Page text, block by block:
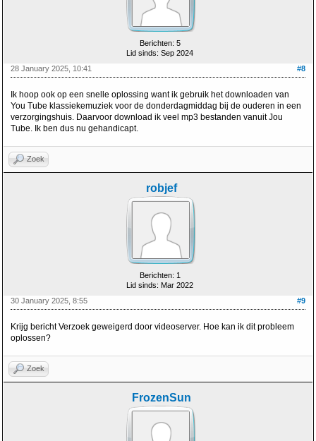
Berichten: 5
Lid sinds: Sep 2024
#8
28 January 2025, 10:41
Ik hoop ook op een snelle oplossing want ik gebruik het downloaden van
You Tube klassiekemuziek voor de donderdagmiddag bij de ouderen in een
verzorgingshuis. Daarvoor download ik veel mp3 bestanden vanuit Jou
Tube. Ik ben dus nu gehandicapt.
Zoek
robjef
Berichten: 1
Lid sinds: Mar 2022
#9
30 January 2025, 8:55
Krijg bericht Verzoek geweigerd door videoserver. Hoe kan ik dit probleem
oplossen?
Zoek
FrozenSun